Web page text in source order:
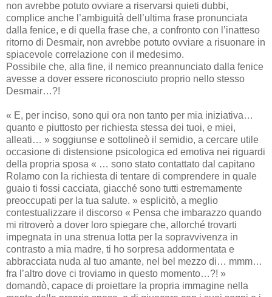
non avrebbe potuto ovviare a riservarsi quieti dubbi,
complice anche l’ambiguità dell’ultima frase pronunciata
dalla fenice, e di quella frase che, a confronto con l’inatteso
ritorno di Desmair, non avrebbe potuto ovviare a risuonare in
spiacevole correlazione con il medesimo.
Possibile che, alla fine, il nemico preannunciato dalla fenice
avesse a dover essere riconosciuto proprio nello stesso
Desmair…?!
« E, per inciso, sono qui ora non tanto per mia iniziativa…
quanto e piuttosto per richiesta stessa dei tuoi, e miei,
alleati… » soggiunse e sottolineò il semidio, a cercare utile
occasione di distensione psicologica ed emotiva nei riguardi
della propria sposa « … sono stato contattato dal capitano
Rolamo con la richiesta di tentare di comprendere in quale
guaio ti fossi cacciata, giacché sono tutti estremamente
preoccupati per la tua salute. » esplicitò, a meglio
contestualizzare il discorso « Pensa che imbarazzo quando
mi ritroverò a dover loro spiegare che, allorché trovarti
impegnata in una strenua lotta per la sopravvivenza in
contrasto a mia madre, ti ho sorpresa addormentata e
abbracciata nuda al tuo amante, nel bel mezzo di… mmm…
fra l’altro dove ci troviamo in questo momento…?! »
domandò, capace di proiettare la propria immagine nella